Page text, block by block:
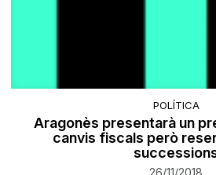
POLÍTICA
Aragonès presentarà un
canvis fiscals però